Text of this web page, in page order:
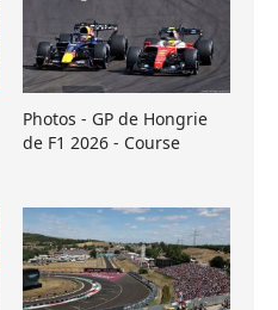
Photos - GP de Hongrie
de F1 2026 - Course